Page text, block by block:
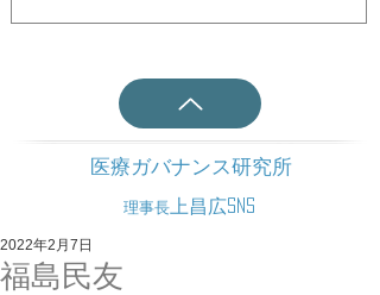
医療ガバナンス研究所
理事長 上昌広SNS
福島民友
2022年2月7日